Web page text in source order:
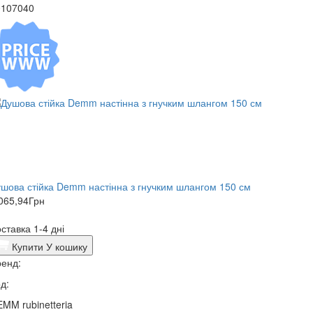
стійка Demm настінна з гнучким шлангом 150 см
Грн
1-4 дні
Купити У кошику
rubinetteria